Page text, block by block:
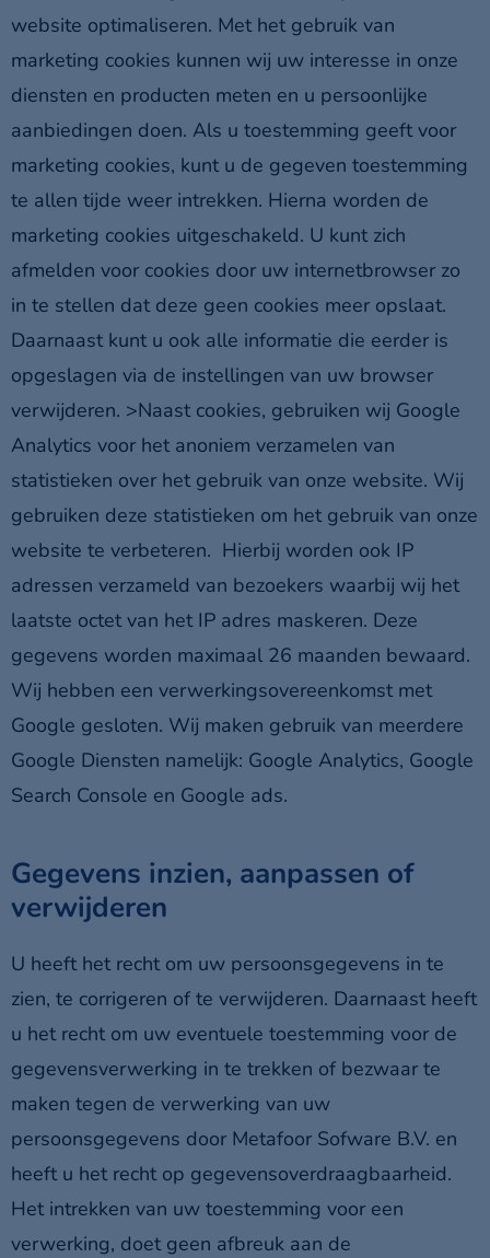
website optimaliseren. Met het gebruik van
marketing cookies kunnen wij uw interesse in onze
diensten en producten meten en u persoonlijke
aanbiedingen doen. Als u toestemming geeft voor
marketing cookies, kunt u de gegeven toestemming
te allen tijde weer intrekken. Hierna worden de
marketing cookies uitgeschakeld. U kunt zich
afmelden voor cookies door uw internetbrowser zo
in te stellen dat deze geen cookies meer opslaat.
Daarnaast kunt u ook alle informatie die eerder is
opgeslagen via de instellingen van uw browser
verwijderen. >Naast cookies, gebruiken wij Google
Analytics voor het anoniem verzamelen van
statistieken over het gebruik van onze website. Wij
gebruiken deze statistieken om het gebruik van onze
website te verbeteren. Hierbij worden ook IP
adressen verzameld van bezoekers waarbij wij het
laatste octet van het IP adres maskeren. Deze
gegevens worden maximaal 26 maanden bewaard.
Wij hebben een verwerkingsovereenkomst met
Google gesloten. Wij maken gebruik van meerdere
Google Diensten namelijk: Google Analytics, Google
Search Console en Google ads.
Gegevens inzien, aanpassen of
verwijderen
U heeft het recht om uw persoonsgegevens in te
zien, te corrigeren of te verwijderen. Daarnaast heeft
u het recht om uw eventuele toestemming voor de
gegevensverwerking in te trekken of bezwaar te
maken tegen de verwerking van uw
persoonsgegevens door Metafoor Sofware B.V. en
heeft u het recht op gegevensoverdraagbaarheid.
Het intrekken van uw toestemming voor een
verwerking, doet geen afbreuk aan de